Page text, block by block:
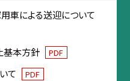
車による送迎について
基本方針
PDF
て PDF